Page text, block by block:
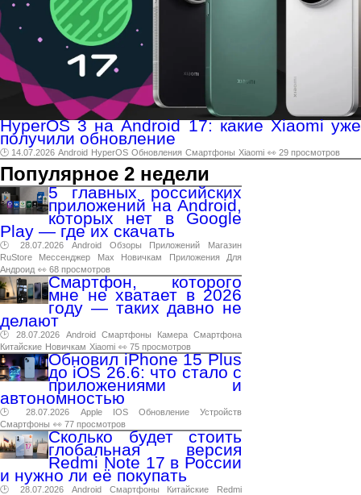
HyperOS 3 на Android 17: какие Xiaomi уже
получили обновление
🕑 14.07.2026 Android HyperOS Обновления Смартфоны Xiaomi 👀 29 просмотров
Популярное 2 недели
5 главных российских
приложений на Android,
которых нет в Google
Play — где их скачать
🕑 28.07.2026 Android Обзоры Приложений
Магазин
RuStore
Мессенджер Max Новичкам Приложения
Для
Андроид 👀 68 просмотров
Смартфон, которого
мне не хватает в 2026
году — таких давно не
делают
🕑 28.07.2026 Android Смартфоны Камера Смартфона
Китайские Новичкам Xiaomi 👀 75 просмотров
Обновил iPhone 15 Plus
до iOS 26.6: что стало с
приложениями и
автономностью
🕑 28.07.2026 Apple IOS Обновление
Устройств
Смартфоны 👀 77 просмотров
Сколько будет стоить
глобальная версия
Redmi Note 17 в России
и нужно ли её покупать
🕑 28.07.2026 Android Смартфоны Китайские
Redmi